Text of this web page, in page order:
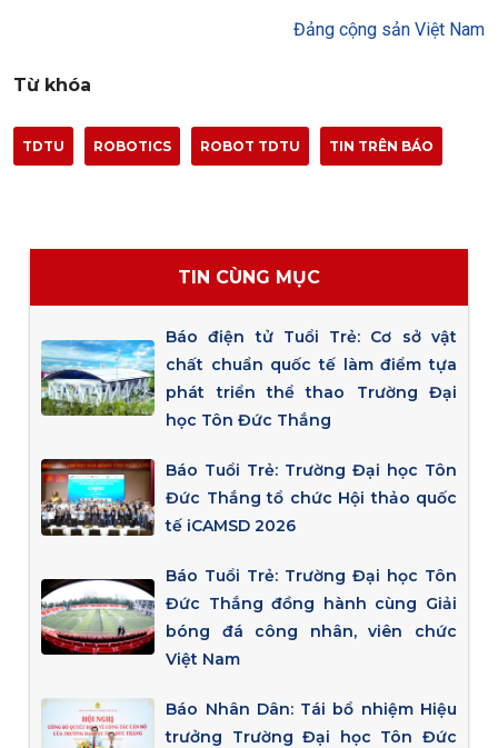
Đảng cộng sản Việt Nam
Từ khóa
TDTU ROBOTICS ROBOT TDTU TIN TRÊN BÁO
TIN CÙNG MỤC
Báo điện tử Tuổi Trẻ: Cơ sở vật
chất chuẩn quốc tế làm điểm tựa
phát triển thể thao Trường Đại
học Tôn Đức Thắng
Báo Tuổi Trẻ: Trường Đại học Tôn
Đức Thắng tổ chức Hội thảo quốc
tế iCAMSD 2026
Báo Tuổi Trẻ: Trường Đại học Tôn
Đức Thắng đồng hành cùng Giải
bóng đá công nhân, viên chức
Việt Nam
Báo Nhân Dân: Tái bổ nhiệm Hiệu
trưởng Trường Đại học Tôn Đức